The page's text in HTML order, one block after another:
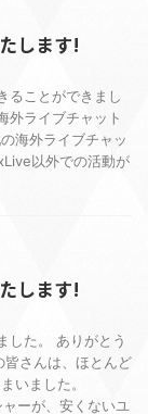
します!
ることができまし
外ライブチャット
海外ライブチャッ
以外での活動が
します!
した。 ありがとう
皆さんは、ほとんど
いました。
ーが、安くないユ